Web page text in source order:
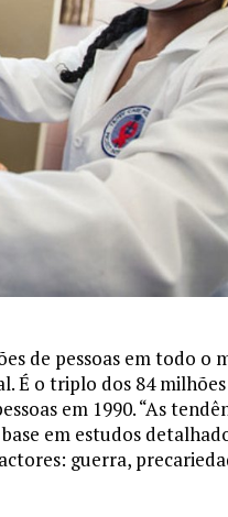
de pessoas em todo o
É o triplo dos 84 milhões
em 1990. “As
em estudos
guerra,